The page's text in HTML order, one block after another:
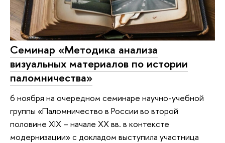
Семинар «Методика анализа
визуальных материалов по истории
паломничества»
6 ноября на очередном семинаре научно-учебной
группы «Паломничество в России во второй
половине XIX – начале XX вв. в контексте
модернизации» с докладом выступила участница